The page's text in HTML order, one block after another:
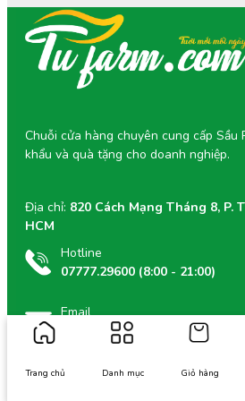
Hotline
07777.29600 (8:00 - 21:00)
Email
support@tu-farm.com
Chuỗi cửa hàng chuyên cung cấp Sầu
khẩu và quà tặng cho doanh nghiệp.
Địa chỉ: 820 Cách Mạng Tháng 8, P.
HCM
Trang chủ Danh mục Giỏ hàng